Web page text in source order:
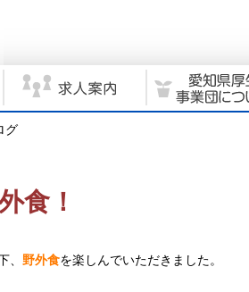
グ
食！
、 野外食を楽しんでいただきました。